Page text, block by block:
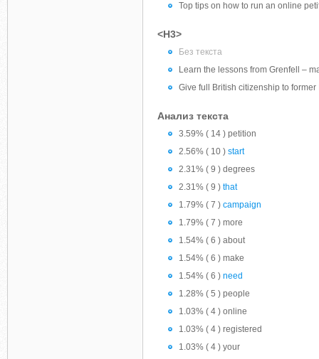
Top tips on how to run an online
<H3>
Без текста
Learn the lessons from Grenfell –
Give full British citizenship to
Анализ текста
3.59% ( 14 ) petition
2.56% ( 10 ) start
2.31% ( 9 ) degrees
2.31% ( 9 ) that
1.79% ( 7 ) campaign
1.79% ( 7 ) more
1.54% ( 6 ) about
1.54% ( 6 ) make
1.54% ( 6 ) need
1.28% ( 5 ) people
1.03% ( 4 ) online
1.03% ( 4 ) registered
1.03% ( 4 ) your